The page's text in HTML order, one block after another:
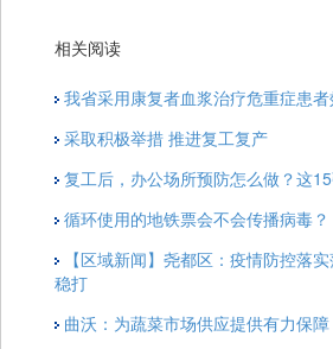
相关阅读
我省采用康复者血浆治疗危重症患
采取积极举措 推进复工复产
复工后，办公场所预防怎么做？这
循环使用的地铁票会不会传播病毒？
【区域新闻】尧都区：疫情防控落
稳打
曲沃：为蔬菜市场供应提供有力保障